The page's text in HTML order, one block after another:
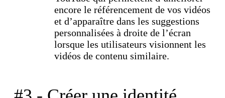
encore le référencement de vos vidéos
et d’apparaître dans les suggestions
personnalisées à droite de l’écran
lorsque les utilisateurs visionnent les
vidéos de contenu similaire.